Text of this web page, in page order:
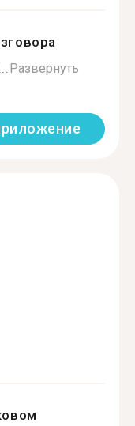
Развернуть